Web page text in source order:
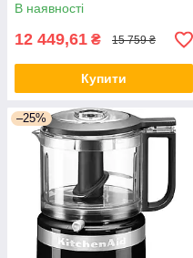
В наявності
12 449,61 ₴ 15 759 ₴
Купити
–25%